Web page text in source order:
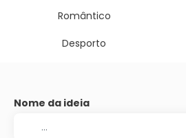
Romântico
Desporto
Nome da ideia